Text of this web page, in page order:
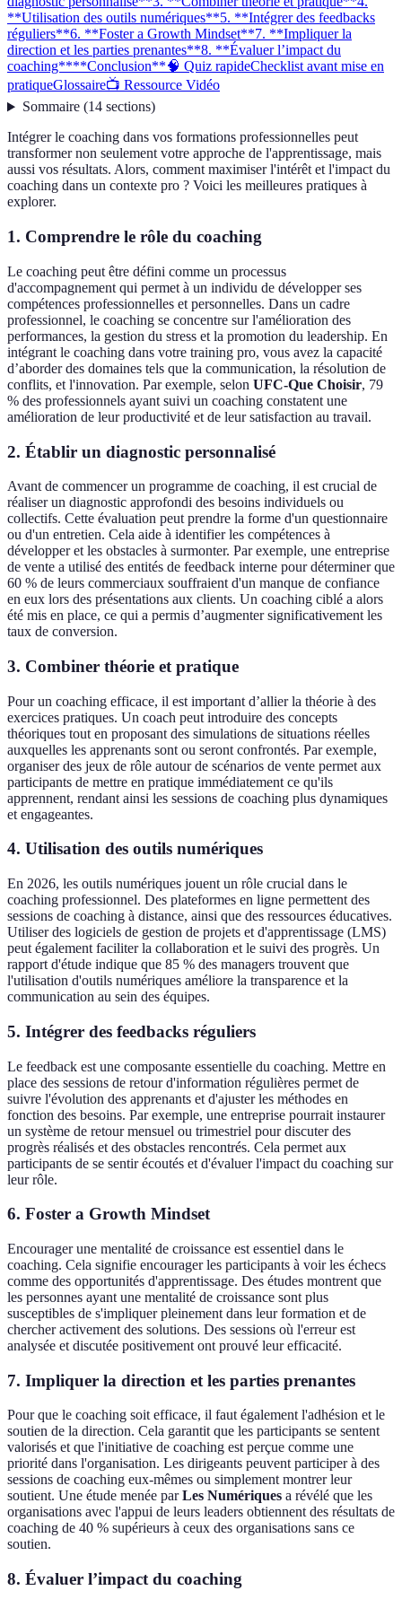
**Utilisation des outils numériques**5. **Intégrer des feedbacks
réguliers**6. **Foster a Growth Mindset**7. **Impliquer la
direction et les parties prenantes**8. **Évaluer l’impact du
coaching****Conclusion**🧠 Quiz rapideChecklist avant mise en
pratiqueGlossaire📺 Ressource Vidéo
Sommaire(14 sections)
Intégrer le coaching dans vos formations professionnelles peut
transformer non seulement votre approche de l'apprentissage, mais
aussi vos résultats. Alors, comment maximiser l'intérêt et l'impact du
coaching dans un contexte pro ? Voici les meilleures pratiques à
explorer.
1. Comprendre le rôle du coaching
Le coaching peut être défini comme un processus
d'accompagnement qui permet à un individu de développer ses
compétences professionnelles et personnelles. Dans un cadre
professionnel, le coaching se concentre sur l'amélioration des
performances, la gestion du stress et la promotion du leadership. En
intégrant le coaching dans votre training pro, vous avez la capacité
d’aborder des domaines tels que la communication, la résolution de
conflits, et l'innovation. Par exemple, selon UFC-Que Choisir, 79
% des professionnels ayant suivi un coaching constatent une
amélioration de leur productivité et de leur satisfaction au travail.
2. Établir un diagnostic personnalisé
Avant de commencer un programme de coaching, il est crucial de
réaliser un diagnostic approfondi des besoins individuels ou
collectifs. Cette évaluation peut prendre la forme d'un questionnaire
ou d'un entretien. Cela aide à identifier les compétences à
développer et les obstacles à surmonter. Par exemple, une entreprise
de vente a utilisé des entités de feedback interne pour déterminer que
60 % de leurs commerciaux souffraient d'un manque de confiance
en eux lors des présentations aux clients. Un coaching ciblé a alors
été mis en place, ce qui a permis d’augmenter significativement les
taux de conversion.
3. Combiner théorie et pratique
Pour un coaching efficace, il est important d’allier la théorie à des
exercices pratiques. Un coach peut introduire des concepts
théoriques tout en proposant des simulations de situations réelles
auxquelles les apprenants sont ou seront confrontés. Par exemple,
organiser des jeux de rôle autour de scénarios de vente permet aux
participants de mettre en pratique immédiatement ce qu'ils
apprennent, rendant ainsi les sessions de coaching plus dynamiques
et engageantes.
4. Utilisation des outils numériques
En 2026, les outils numériques jouent un rôle crucial dans le
coaching professionnel. Des plateformes en ligne permettent des
sessions de coaching à distance, ainsi que des ressources éducatives.
Utiliser des logiciels de gestion de projets et d'apprentissage (LMS)
peut également faciliter la collaboration et le suivi des progrès. Un
rapport d'étude indique que 85 % des managers trouvent que
l'utilisation d'outils numériques améliore la transparence et la
communication au sein des équipes.
5. Intégrer des feedbacks réguliers
Le feedback est une composante essentielle du coaching. Mettre en
place des sessions de retour d'information régulières permet de
suivre l'évolution des apprenants et d'ajuster les méthodes en
fonction des besoins. Par exemple, une entreprise pourrait instaurer
un système de retour mensuel ou trimestriel pour discuter des
progrès réalisés et des obstacles rencontrés. Cela permet aux
participants de se sentir écoutés et d'évaluer l'impact du coaching sur
leur rôle.
6. Foster a Growth Mindset
Encourager une mentalité de croissance est essentiel dans le
coaching. Cela signifie encourager les participants à voir les échecs
comme des opportunités d'apprentissage. Des études montrent que
les personnes ayant une mentalité de croissance sont plus
susceptibles de s'impliquer pleinement dans leur formation et de
chercher activement des solutions. Des sessions où l'erreur est
analysée et discutée positivement ont prouvé leur efficacité.
7. Impliquer la direction et les parties prenantes
Pour que le coaching soit efficace, il faut également l'adhésion et le
soutien de la direction. Cela garantit que les participants se sentent
valorisés et que l'initiative de coaching est perçue comme une
priorité dans l'organisation. Les dirigeants peuvent participer à des
sessions de coaching eux-mêmes ou simplement montrer leur
soutient. Une étude menée parLes Numériques a révélé que les
organisations avec l'appui de leurs leaders obtiennent des résultats de
coaching de 40 % supérieurs à ceux des organisations sans ce
soutien.
8. Évaluer l’impact du coaching